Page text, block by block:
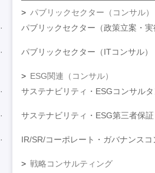
パブリックセクター（コンサル）
パブリックセクター（政策立案・実
パブリックセクター（ITコンサル）
ESG関連（コンサル）
サステナビリティ・ESGコンサルタ
サステナビリティ・ESG第三者保証
IR/SR/コーポレート・ガバナンスコ
戦略コンサルティング